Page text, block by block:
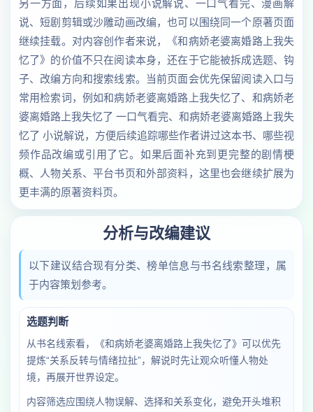
另一方面，后续如果出现小说解说、一口气看完、漫画解
说、短剧剪辑或沙雕动画改编，也可以围绕同一个原著页面
继续挂载。对内容创作者来说，《和病娇老婆离婚路上我失
忆了》的价值不只在阅读本身，还在于它能被拆成选题、钩
子、改编方向和搜索线索。当前页面会优先保留阅读入口与
常用检索词，例如和病娇老婆离婚路上我失忆了、和病娇老
婆离婚路上我失忆了 一口气看完、和病娇老婆离婚路上我失
忆了 小说解说，方便后续追踪哪些作者讲过这本书、哪些视
频作品改编或引用了它。如果后面补充到更完整的剧情梗
概、人物关系、平台书页和外部资料，这里也会继续扩展为
更丰满的原著资料页。
分析与改编建议
以下建议结合现有分类、榜单信息与书名线索整理，属
于内容策划参考。
选题判断
从书名线索看，《和病娇老婆离婚路上我失忆了》可以优先
提炼“关系反转与情绪拉扯”，解说时先让观众听懂人物处
境，再展开世界设定。
内容筛选应围绕人物误解、选择和关系变化，避免开头堆积